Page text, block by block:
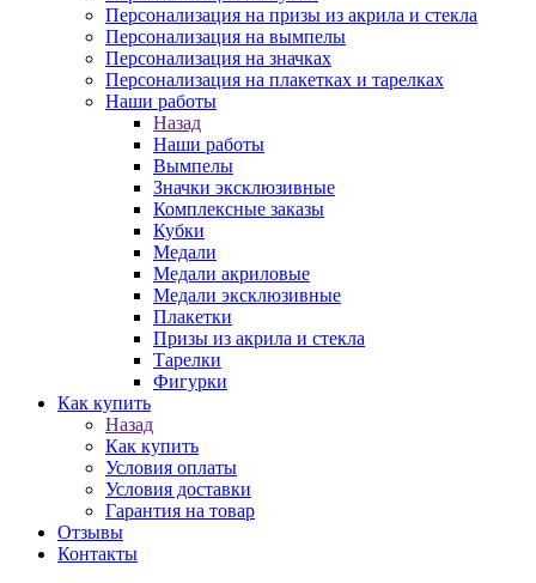
Персонализация на призы из акрила и стекла
Персонализация на вымпелы
Персонализация на значках
Персонализация на плакетках и тарелках
Наши работы
Назад
Наши работы
Вымпелы
Значки эксклюзивные
Комплексные заказы
Кубки
Медали
Медали акриловые
Медали эксклюзивные
Плакетки
Призы из акрила и стекла
Тарелки
Фигурки
Как купить
Назад
Как купить
Условия оплаты
Условия доставки
Гарантия на товар
Отзывы
Контакты